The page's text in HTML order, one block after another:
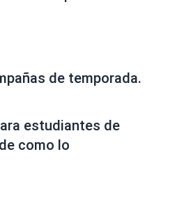
de temporada.
estudiantes de
como lo